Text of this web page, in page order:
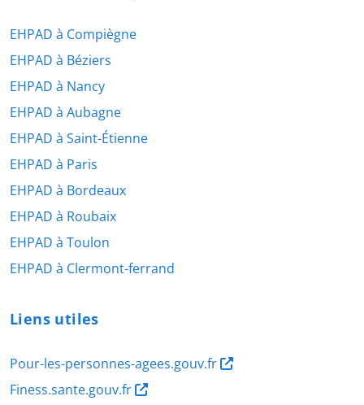
EHPAD à Compiègne
EHPAD à Béziers
EHPAD à Nancy
EHPAD à Aubagne
EHPAD à Saint-Étienne
EHPAD à Paris
EHPAD à Bordeaux
EHPAD à Roubaix
EHPAD à Toulon
EHPAD à Clermont-ferrand
Liens utiles
Pour-les-personnes-agees.gouv.fr
Finess.sante.gouv.fr